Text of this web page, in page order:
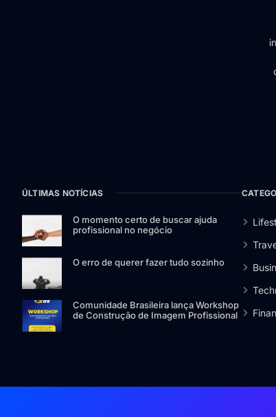
ÚLTIMAS NOTÍCIAS
O momento certo de buscar ajuda
profissional no negócio
O erro de querer fazer tudo sozinho
Comunidade Brasileira lança Workshop
de Construção de Imagem Profissional